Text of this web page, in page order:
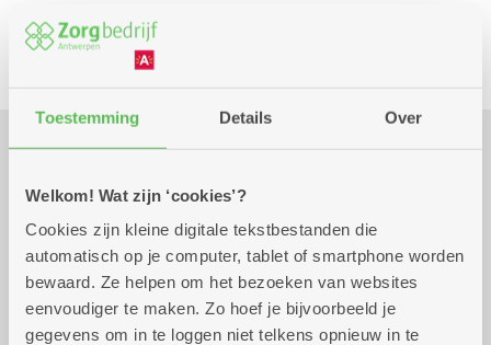
Toestemming Details Over
Welkom! Wat zijn ‘cookies’?
Cookies zijn kleine digitale tekstbestanden die
automatisch op je computer, tablet of smartphone worden
bewaard. Ze helpen om het bezoeken van websites
eenvoudiger te maken. Zo hoef je bijvoorbeeld je
gegevens om in te loggen niet telkens opnieuw in te
Beweging
Praktisch
Wekelijks op donderdag 14.00 uur tot 17.00 uur
Gratis